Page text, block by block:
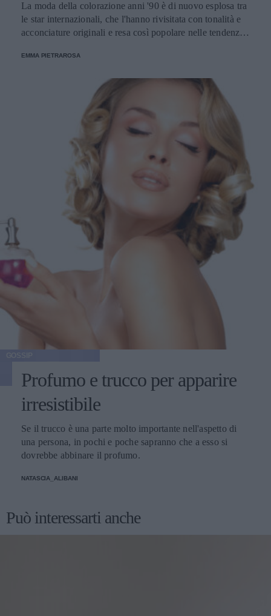
La moda della colorazione anni '90 è di nuovo esplosa tra
le star internazionali, che l'hanno rivisitata con tonalità e
acconciature originali e resa così popolare nelle tendenze
EMMA PIETRAROSA
Profumo e trucco per apparire
irresistibile
Se il trucco è una parte molto importante nell'aspetto di
una persona, in pochi e poche sapranno che a esso si
dovrebbe abbinare il profumo.
NATASCIA_ALIBANI
Può interessarti anche